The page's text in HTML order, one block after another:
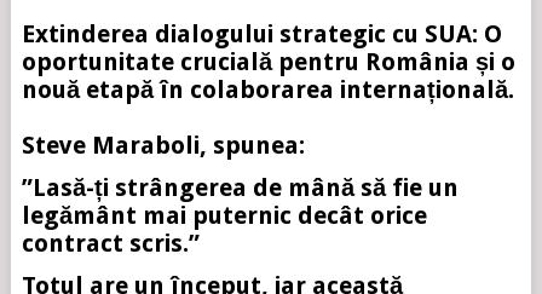
Extinderea dialogului strategic cu SUA: O
oportunitate crucială pentru România și o
nouă etapă în colaborarea internațională.
Steve Maraboli, spunea:
”Lasă-ți strângerea de mână să fie un
legământ mai puternic decât orice
contract scris.”
Totul are un început, iar această